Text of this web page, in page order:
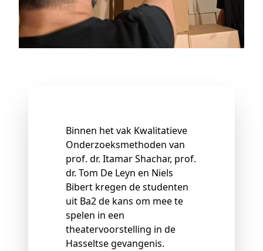
Binnen het vak Kwalitatieve
Onderzoeksmethoden van
prof. dr. Itamar Shachar, prof.
dr. Tom De Leyn en Niels
Bibert kregen de studenten
uit Ba2 de kans om mee te
spelen in een
theatervoorstelling in de
Hasseltse gevangenis.